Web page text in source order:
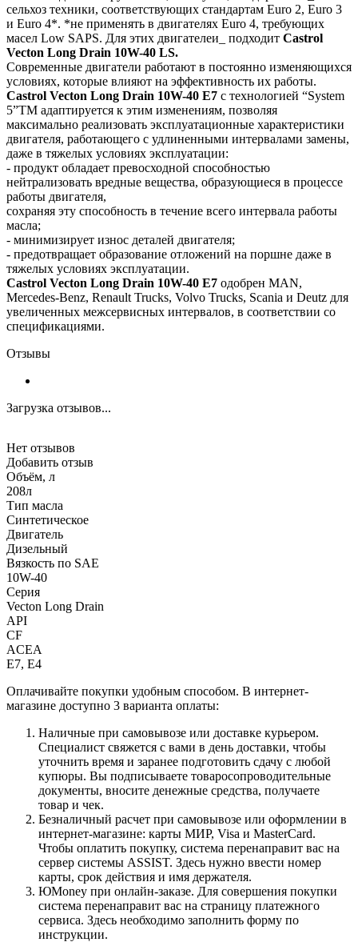
сельхоз техники, соответствующих стандартам Euro 2, Euro 3
и Euro 4*. *не применять в двигателях Euro 4, требующих
масел Low SAPS. Для этих двигателеи_ подходит Castrol
Vecton Long Drain 10W-40 LS.
Современные двигатели работают в постоянно изменяющихся
условиях, которые влияют на эффективность их работы.
Castrol Vecton Long Drain 10W-40 Е7 c технологией “System
5”TM адаптируется к этим изменениям, позволяя
максимально реализовать эксплуатационные характеристики
двигателя, работающего с удлиненными интервалами замены,
даже в тяжелых условиях эксплуатации:
- продукт обладает превосходной способностью
нейтрализовать вредные вещества, образующиеся в процессе
работы двигателя,
сохраняя эту способность в течение всего интервала работы
масла;
- минимизирует износ деталей двигателя;
- предотвращает образование отложений на поршне даже в
тяжелых условиях эксплуатации.
Castrol Vecton Long Drain 10W-40 Е7 одобрен MAN,
Mercedes-Benz, Renault Trucks, Volvo Trucks, Scania и Deutz для
увеличенных межсервисных интервалов, в соответствии со
спецификациями.
Отзывы
Загрузка отзывов...
Нет отзывов
Добавить отзыв
Объём, л
208л
Тип масла
Синтетическое
Двигатель
Дизельный
Вязкость по SAE
10W-40
Серия
Vecton Long Drain
API
CF
ACEA
E7, E4
Оплачивайте покупки удобным способом. В интернет-
магазине доступно 3 варианта оплаты:
Наличные при самовывозе или доставке курьером.
Специалист свяжется с вами в день доставки, чтобы
уточнить время и заранее подготовить сдачу с любой
купюры. Вы подписываете товаросопроводительные
документы, вносите денежные средства, получаете
товар и чек.
Безналичный расчет при самовывозе или оформлении в
интернет-магазине: карты МИР, Visa и MasterCard.
Чтобы оплатить покупку, система перенаправит вас на
сервер системы ASSIST. Здесь нужно ввести номер
карты, срок действия и имя держателя.
ЮMoney при онлайн-заказе. Для совершения покупки
система перенаправит вас на страницу платежного
сервиса. Здесь необходимо заполнить форму по
инструкции.